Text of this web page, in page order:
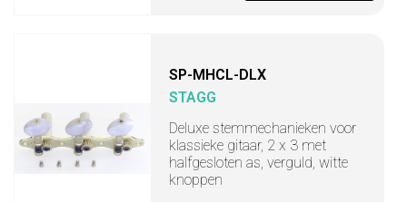
SP-MHCL-DLX
STAGG
Deluxe stemmechanieken voor
klassieke gitaar, 2 x 3 met
halfgesloten as, verguld, witte
knoppen